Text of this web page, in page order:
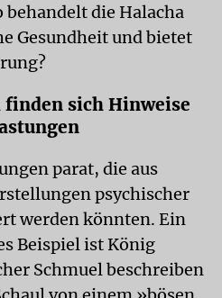
behandelt die Halacha
Gesundheit und bietet
sich Hinweise
parat, die aus
psychischer
werden könnten. Ein
Beispiel ist König
Schmuel beschreiben